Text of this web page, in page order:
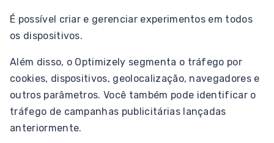
É possível criar e gerenciar experimentos em todos
os dispositivos.
Além disso, o Optimizely segmenta o tráfego por
cookies, dispositivos, geolocalização, navegadores e
outros parâmetros. Você também pode identificar o
tráfego de campanhas publicitárias lançadas
anteriormente.